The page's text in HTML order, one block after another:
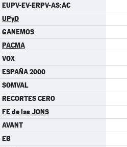
EUPV-EV-ERPV-AS:AC
UPyD
GANEMOS
PACMA
VOX
ESPAÑA 2000
SOMVAL
RECORTES CERO
FE de las JONS
AVANT
EB